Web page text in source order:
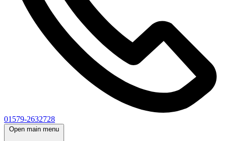
01579-2632728
Open main menu